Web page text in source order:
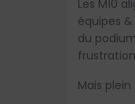
Les M10
équipes
du
Mais